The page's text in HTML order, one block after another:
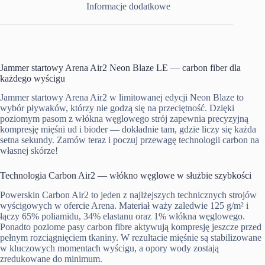
Informacje dodatkowe
Jammer startowy Arena Air2 Neon Blaze LE — carbon fiber dla
każdego wyścigu
Jammer startowy Arena Air2 w limitowanej edycji Neon Blaze to
wybór pływaków, którzy nie godzą się na przeciętność. Dzięki
poziomym pasom z włókna węglowego strój zapewnia precyzyjną
kompresję mięśni ud i bioder — dokładnie tam, gdzie liczy się każda
setna sekundy. Zamów teraz i poczuj przewagę technologii carbon na
własnej skórze!
Technologia Carbon Air2 — włókno węglowe w służbie szybkości
Powerskin Carbon Air2 to jeden z najlżejszych technicznych strojów
wyścigowych w ofercie Arena. Materiał waży zaledwie 125 g/m² i
łączy 65% poliamidu, 34% elastanu oraz 1% włókna węglowego.
Ponadto poziome pasy carbon fibre aktywują kompresję jeszcze przed
pełnym rozciągnięciem tkaniny. W rezultacie mięśnie są stabilizowane
w kluczowych momentach wyścigu, a opory wody zostają
zredukowane do minimum.